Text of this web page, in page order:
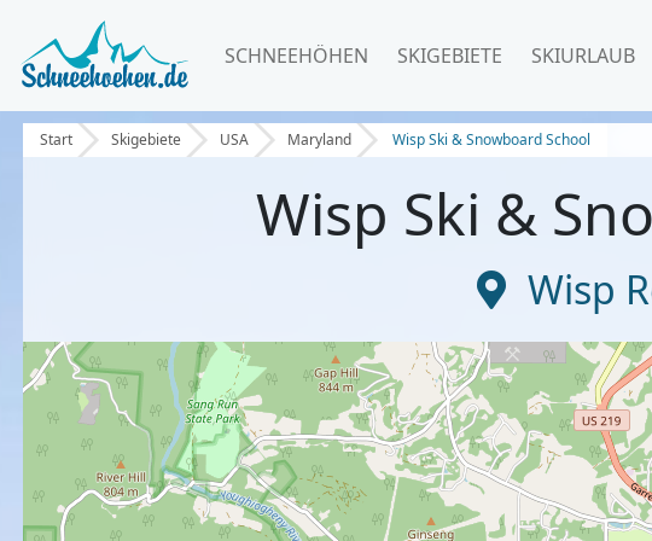
SCHNEEHÖHEN SKIGEBIETE SKIURLAUB
Start Skigebiete USA Maryland Wisp Ski & Snowboard School
Wisp Ski &
Wisp